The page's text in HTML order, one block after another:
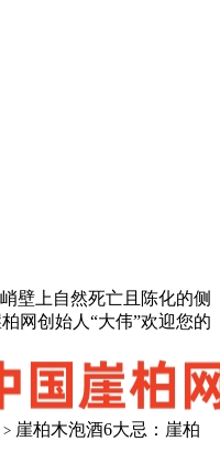
壁上自然死亡且陈化的侧
网创始人“大伟”欢迎您的
> 崖柏木泡酒6大忌：崖柏